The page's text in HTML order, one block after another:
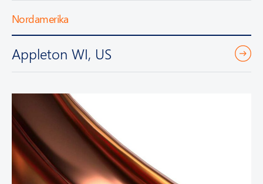
Nordamerika
Appleton WI, US